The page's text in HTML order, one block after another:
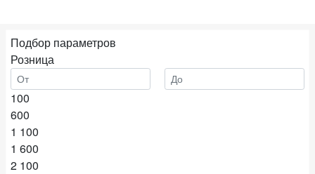
Подбор параметров
Розница
100
600
1 100
1 600
2 100